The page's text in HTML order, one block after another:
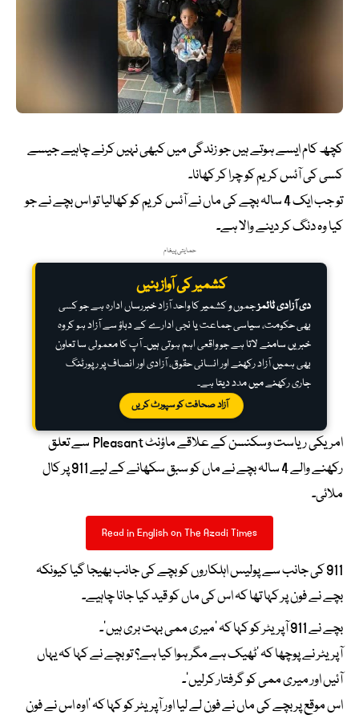
کچھ کام ایسے ہوتے ہیں جو زندگی میں کبھی نہیں کرنے چاہیے جیسے
کسی کی آئس کریم کو چرا کر کھانا۔
تو جب ایک 4 سالہ بچے کی ماں نے آئس کریم کو کھالیا تو اس بچے نے جو
کیا وہ دنگ کر دینے والا ہے۔
حمایتی پیغام
کشمیر کی آواز بنیں
دی آزادی ٹائمزجموں و کشمیر کا واحد آزاد خبررساں ادارہ ہے جو کسی
بھی حکومت، سیاسی جماعت یا نجی ادارے کے دباؤ سے آزاد ہو کر وہ
خبریں سامنے لاتا ہے جو واقعی اہم ہوتی ہیں۔ آپ کا معمولی سا تعاون
بھی ہمیں آزاد رکھنے اور انسانی حقوق، آزادی اور انصاف پر رپورٹنگ
جاری رکھنے میں مدد دیتا ہے۔
آزاد صحافت کو سپورٹ کریں
امریکی ریاست وسکنسن کے علاقے ماؤنٹ Pleasant سے تعلق
رکھنے والے 4 سالہ بچے نے ماں کو سبق سکھانے کے لیے 911 پر کال
ملائی۔
Read in English on The Azadi Times
911 کی جانب سے پولیس اہلکاروں کو بچے کی جانب بھیجا گیا کیونکہ
بچے نے فون پر کہا تھا کہ اس کی ماں کو قید کیا جانا چاہیے۔
بچے نے 911 آپریٹر کو کہا کہ ‘میری ممی بہت بری ہیں’۔
آپریٹر نے پوچھا کہ ‘ٹھیک ہے مگر ہوا کیا ہے؟ تو بچے نے کہا کہ یہاں
آئیں اور میری ممی کو گرفتار کرلیں’۔
اس موقع پر بچے کی ماں نے فون لے لیا اور آپریٹر کو کہا کہ ‘اوہ اس نے فون